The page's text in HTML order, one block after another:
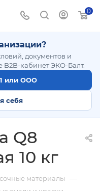
0
документов и
B2B-кабинет ЭКО-Балт.
или ООО
себя
Q8
10 кг
материалы —